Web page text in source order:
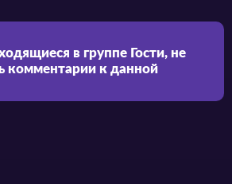
в группе Гости, не
комментарии к данной